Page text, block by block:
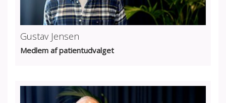
Gustav Jensen
Medlem af patientudvalget